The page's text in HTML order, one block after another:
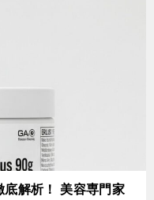
解析！ 美容専門家